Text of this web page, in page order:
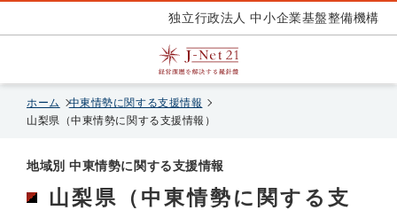
独立行政法人 中小企業基盤整備機構
ホーム
中東情勢に関する支援情報
山梨県（中東情勢に関する支援情報）
地域別 中東情勢に関する支援情報
山梨県（中東情勢に関する支